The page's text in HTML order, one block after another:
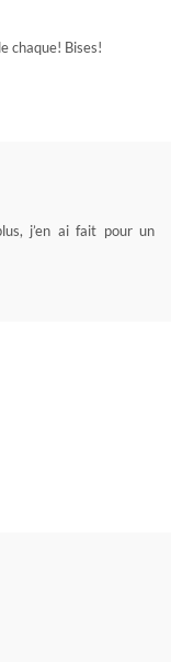
chaque! Bises!
j’en ai fait pour un